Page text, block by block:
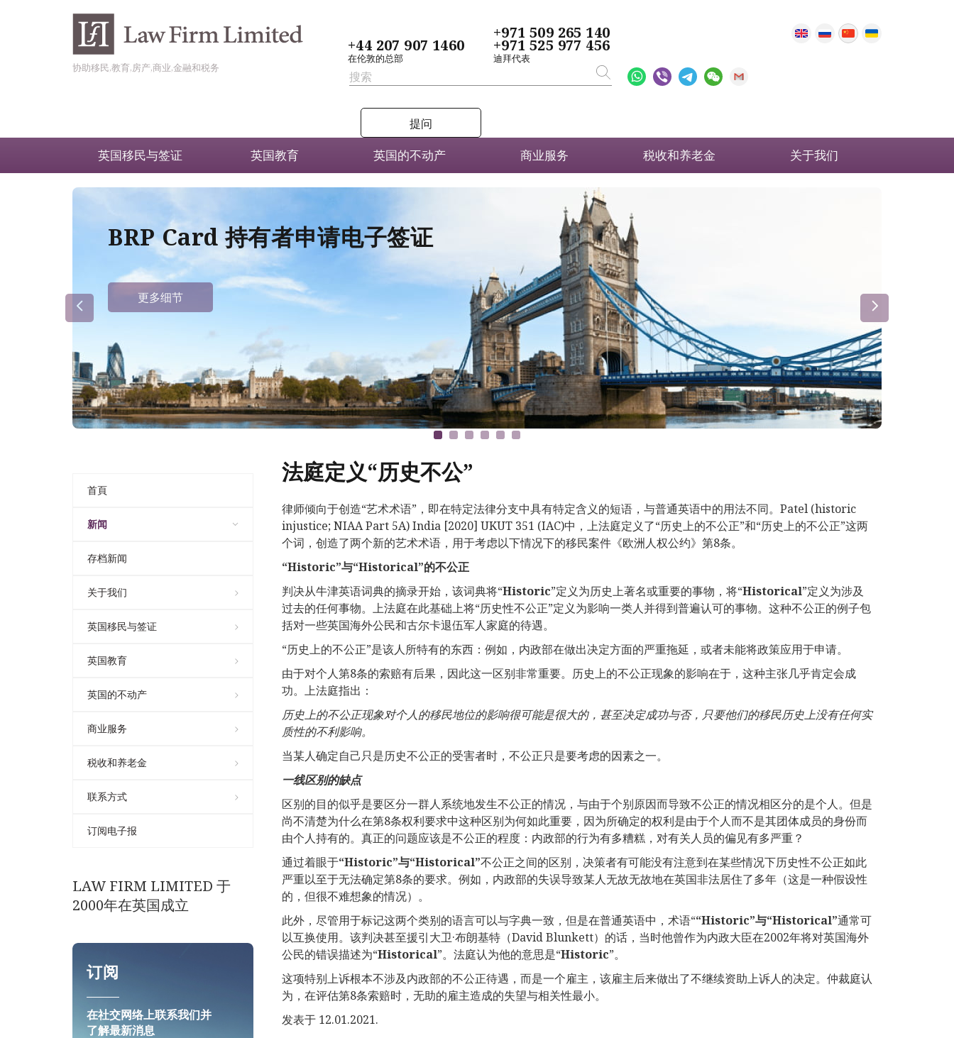
协助移民,教育,房产,商业,金融和税务
+44 207 907 1460
在伦敦的总部
+971 509 265 140
+971 525 977 456
迪拜代表
提问
英国移民与签证 英国教育 英国的不动产 商业服务 税收和养老金 关于我们
BRP Card 持有者申请电子签证
更多细节
首頁
新闻
存档新闻
关于我们
英国移民与签证
英国教育
英国的不动产
商业服务
税收和养老金
联系方式
订阅电子报
LAW FIRM LIMITED 于
2000年在英国成立
订阅
在社交网络上联系我们并
了解最新消息
法庭定义“历史不公”
律师倾向于创造“艺术术语”，即在特定法律分支中具有特定含义的短语，与普通英语中的用法不同。Patel (historic
injustice; NIAA Part 5A) India [2020] UKUT 351 (IAC)中，上法庭定义了“历史上的不公正”和“历史上的不公正”这两
个词，创造了两个新的艺术术语，用于考虑以下情况下的移民案件《欧洲人权公约》第8条。
“Historic”与“Historical”的不公正
判决从牛津英语词典的摘录开始，该词典将“Historic”定义为历史上著名或重要的事物，将“Historical”定义为涉及
过去的任何事物。上法庭在此基础上将“历史性不公正”定义为影响一类人并得到普遍认可的事物。这种不公正的例子包
括对一些英国海外公民和古尔卡退伍军人家庭的待遇。
“历史上的不公正”是该人所特有的东西：例如，内政部在做出决定方面的严重拖延，或者未能将政策应用于申请。
由于对个人第8条的索赔有后果，因此这一区别非常重要。历史上的不公正现象的影响在于，这种主张几乎肯定会成
功。上法庭指出：
历史上的不公正现象对个人的移民地位的影响很可能是很大的，甚至决定成功与否，只要他们的移民历史上没有任何实
质性的不利影响。
当某人确定自己只是历史不公正的受害者时，不公正只是要考虑的因素之一。
一线区别的缺点
区别的目的似乎是要区分一群人系统地发生不公正的情况，与由于个别原因而导致不公正的情况相区分的是个人。但是
尚不清楚为什么在第8条权利要求中这种区别为何如此重要，因为所确定的权利是由于个人而不是其团体成员的身份而
由个人持有的。真正的问题应该是不公正的程度：内政部的行为有多糟糕，对有关人员的偏见有多严重？
通过着眼于“Historic”与“Historical”不公正之间的区别，决策者有可能没有注意到在某些情况下历史性不公正如此
严重以至于无法确定第8条的要求。例如，内政部的失误导致某人无故无故地在英国非法居住了多年（这是一种假设性
的，但很不难想象的情况）。
此外，尽管用于标记这两个类别的语言可以与字典一致，但是在普通英语中，术语““Historic”与“Historical”通常可
以互换使用。该判决甚至援引大卫·布朗基特（David Blunkett）的话，当时他曾作为内政大臣在2002年将对英国海外
公民的错误描述为“Historical”。法庭认为他的意思是“Historic”。
这项特别上诉根本不涉及内政部的不公正待遇，而是一个雇主，该雇主后来做出了不继续资助上诉人的决定。仲裁庭认
为，在评估第8条索赔时，无助的雇主造成的失望与相关性最小。
发表于 12.01.2021.